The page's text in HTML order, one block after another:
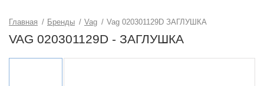
Главная / Бренды / Vag / Vag 020301129D ЗАГЛУШКА
VAG 020301129D - ЗАГЛУШКА